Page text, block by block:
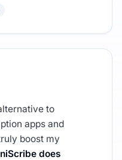
to
apps and
boost my
does